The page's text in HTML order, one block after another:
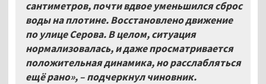
сантиметров, почти вдвое уменьшился сброс
воды на плотине. Восстановлено движение
по улице Серова. В целом, ситуация
нормализовалась, и даже просматривается
положительная динамика, но расслабляться
ещё рано», –подчеркнул чиновник.